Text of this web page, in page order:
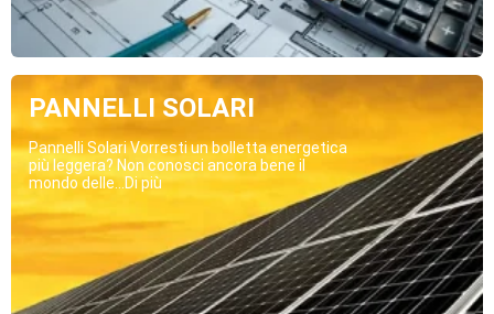
PANNELLI SOLARI
Pannelli Solari Vorresti un bolletta energetica
più leggera? Non conosci ancora bene il
mondo delle...Di più